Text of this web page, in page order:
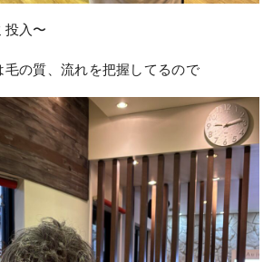
投入〜
の質、流れを把握してるので